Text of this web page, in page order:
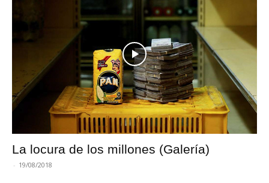
La locura de los millones (Galería)
- 19/08/2018